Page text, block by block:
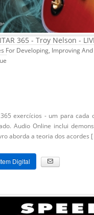
365 - Troy Nelson -
For Developing, Improving
exercícios - um para cada
Audio Online inclui
aborda a teoria dos acordes [
Digital